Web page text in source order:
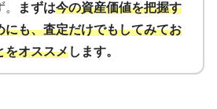
まずは今の資産価値を把握す
にも、査定だけでもしてみてお
をオススメします。